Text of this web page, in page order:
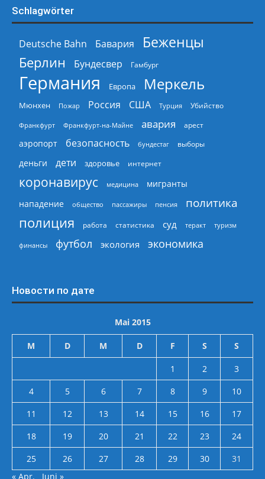
Schlagwörter
Deutsche Bahn Бавария
Беженцы
Берлин
Бундесвер Гамбург
Германия Европа Меркель
Мюнхен Пожар Россия США Турция Убийство
Франкфурт Франкфурт-на-Майне авария арест
аэропорт безопасность бундестаг выборы
деньги дети здоровье интернет
коронавирус медицина
мигранты
нападение
общество пассажиры пенсия политика
полиция работа статистика суд теракт туризм
финансы футбол экология экономика
Новости по дате
Mai 2015
M D M D F S S
1 2
3
4
5 6 7 8 9
10
11
12 13 14 15 16
17
18
19 20 21 22 23
24
25
26 27 28 29 30
31
« Apr.
Juni »